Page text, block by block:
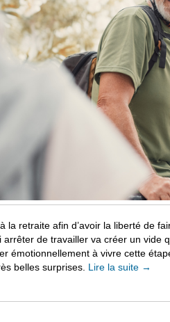
la retraite afin d’avoir la liberté de
de travailler va créer un vide
émotionnellement à vivre cette
belles surprises. Lire la suite →